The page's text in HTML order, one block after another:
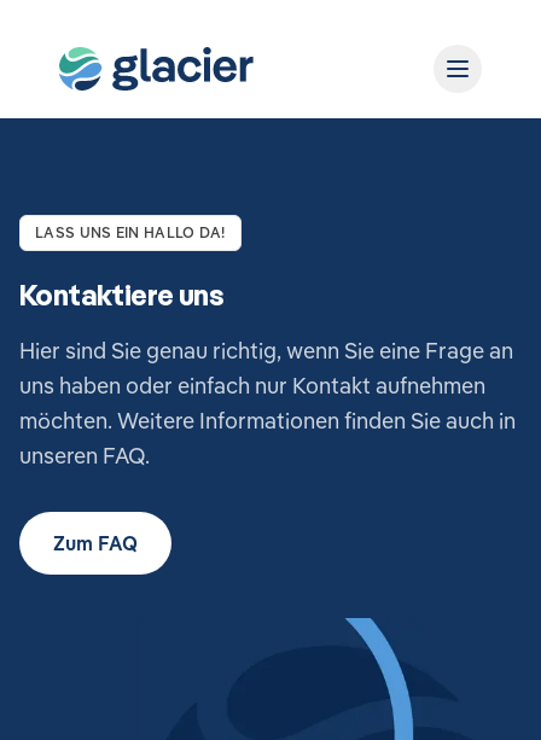
LASS UNS EIN HALLO DA!
Kontaktiere uns
Hier sind Sie genau richtig, wenn Sie eine Frage an
uns haben oder einfach nur Kontakt aufnehmen
möchten. Weitere Informationen finden Sie auch in
unseren FAQ.
Zum FAQ